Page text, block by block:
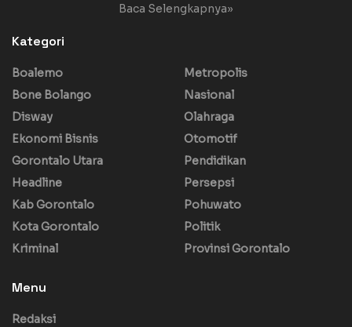
Baca Selengkapnya»
Kategori
Boalemo
Bone Bolango
Disway
Ekonomi Bisnis
Gorontalo Utara
Headline
Kab Gorontalo
Kota Gorontalo
Kriminal
Metropolis
Nasional
Olahraga
Otomotif
Pendidikan
Persepsi
Pohuwato
Politik
Provinsi Gorontalo
Menu
Redaksi